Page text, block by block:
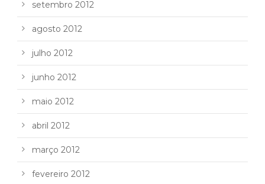
setembro 2012
agosto 2012
julho 2012
junho 2012
maio 2012
abril 2012
março 2012
fevereiro 2012